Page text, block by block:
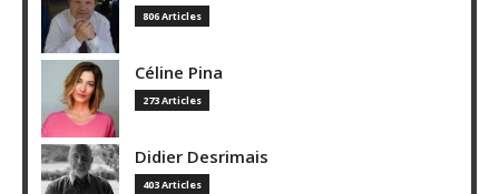
806 Articles
Céline Pina
273 Articles
Didier Desrimais
403 Articles